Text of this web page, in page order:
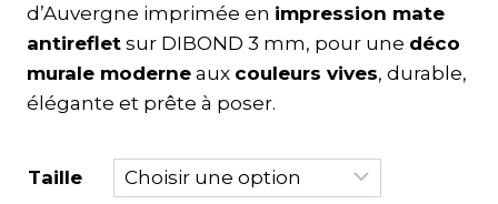
d’Auvergne imprimée en impression mate
antireflet sur DIBOND 3 mm, pour une déco
murale moderne aux couleurs vives, durable,
élégante et prête à poser.
Taille